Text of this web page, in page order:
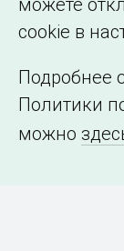
можете
cookie в
Подробнее
Политики
можно